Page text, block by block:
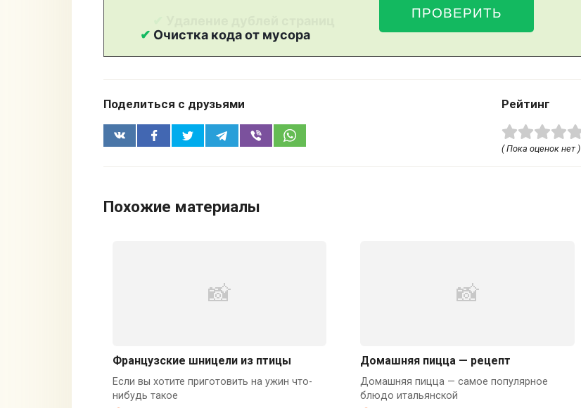
Поделиться с друзьями Рейтинг
( Пока оценок нет )
Похожие материалы
Французские шницели из птицы
Если вы хотите приготовить на ужин что-
нибудь такое
Домашняя пицца — рецепт
Домашняя пицца — самое популярное
блюдо итальянской